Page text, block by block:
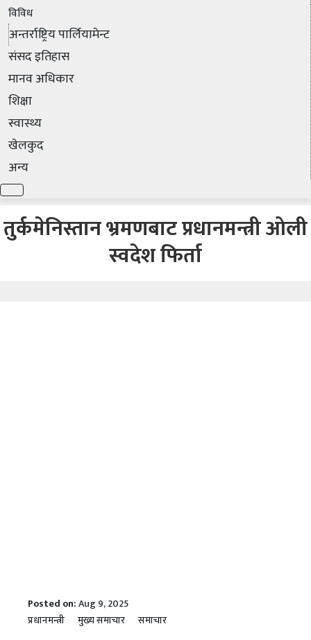
विविध
अन्तर्राष्ट्रिय पार्लियामेन्ट
संसद इतिहास
मानव अधिकार
शिक्षा
स्वास्थ्य
खेलकुद
अन्य
तुर्कमेनिस्तान भ्रमणबाट प्रधानमन्त्री ओली
स्वदेश फिर्ता
Posted on:Aug 9, 2025
प्रधानमन्त्री
मुख्य समाचार समाचार